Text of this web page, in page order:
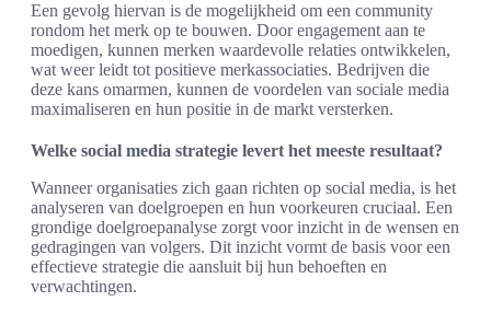
Een gevolg hiervan is de mogelijkheid om een community
rondom het merk op te bouwen. Door engagement aan te
moedigen, kunnen merken waardevolle relaties ontwikkelen,
wat weer leidt tot positieve merkassociaties. Bedrijven die
deze kans omarmen, kunnen de voordelen van sociale media
maximaliseren en hun positie in de markt versterken.
Welke social media strategie levert het meeste resultaat?
Wanneer organisaties zich gaan richten op social media, is het
analyseren van doelgroepen en hun voorkeuren cruciaal. Een
grondige doelgroepanalyse zorgt voor inzicht in de wensen en
gedragingen van volgers. Dit inzicht vormt de basis voor een
effectieve strategie die aansluit bij hun behoeften en
verwachtingen.